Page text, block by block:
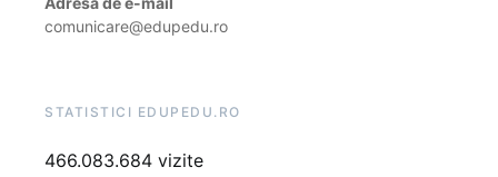
comunicare@edupedu.ro
STATISTICI EDUPEDU.RO
466.083.684 vizite